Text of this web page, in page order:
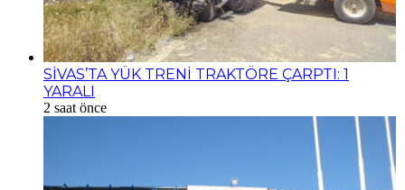
SİVAS’TA YÜK TRENİ TRAKTÖRE ÇARPTI: 1
YARALI
2 saat önce